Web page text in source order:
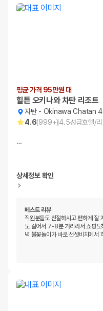
평균 가격 95만원 대
힐튼 오키나와 차탄 리조트
자탄- Okinawa Chatan
4.6(999+)4.5성급호텔/
…
상세정보 확인
베스트 리뷰
직원분들도 친절하시고 편하게 잘
도 걸어서 7-8분 거리라서 쇼핑도
녁 불꽃놀이가 바로 선셋비치에서